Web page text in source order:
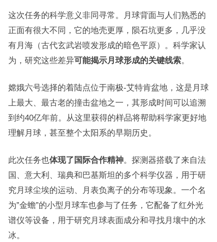
这次任务的科学意义非同寻常。月球背面与人们熟悉的
正面有很大不同，它的地壳更厚，陨石坑更多，几乎没
有月海（古代玄武岩喷发形成的暗色平原）。科学家认
为，研究这些差异可能揭示月球形成的关键线索。
嫦娥六号选择的着陆点位于南极-艾特肯盆地，这是月球
上最大、最古老的撞击盆地之一，其形成时间可以追溯
到约40亿年前。从这里获得的样品将帮助科学家更好地
理解月球，甚至整个太阳系的早期历史。
此次任务也体现了国际合作精神。探测器搭载了来自法
国、意大利、瑞典和巴基斯坦的多个科学仪器，用于研
究月球尘埃的运动、月表负离子的分布等现象。一个名
为”金蟾”的小型月球车也参与了任务，它配备了红外光
谱仪等设备，用于研究月球表面成分和寻找月壤中的水
冰。